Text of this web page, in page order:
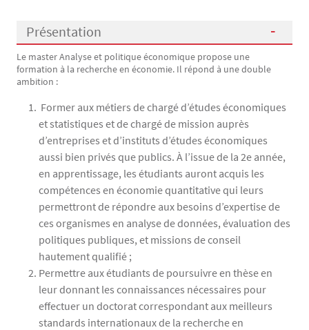
Présentation
Présentation
Le master Analyse et politique économique propose une
formation à la recherche en économie. Il répond à une double
ambition :
Former aux métiers de chargé d’études économiques
et statistiques et de chargé de mission auprès
d’entreprises et d’instituts d’études économiques
aussi bien privés que publics. À l’issue de la 2e année,
en apprentissage, les étudiants auront acquis les
compétences en économie quantitative qui leurs
permettront de répondre aux besoins d’expertise de
ces organismes en analyse de données, évaluation des
politiques publiques, et missions de conseil
hautement qualifié ;
Permettre aux étudiants de poursuivre en thèse en
leur donnant les connaissances nécessaires pour
effectuer un doctorat correspondant aux meilleurs
standards internationaux de la recherche en